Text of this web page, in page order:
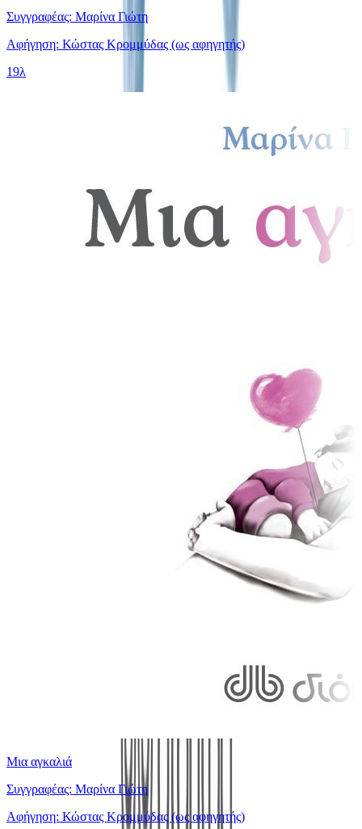
Συγγραφέας: Μαρίνα Γιώτη
Αφήγηση: Κώστας Κρομμύδας (ως αφηγητής)
19λ
Μια αγκαλιά
Συγγραφέας: Μαρίνα Γιώτη
Αφήγηση: Κώστας Κρομμύδας (ως αφηγητής)